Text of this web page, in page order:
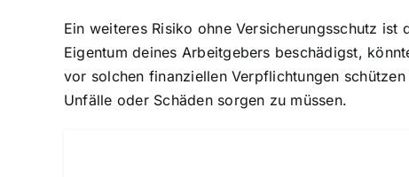
Ein weiteres Risiko ohne Versicherungsschutz
Eigentum deines Arbeitgebers beschädigst,
vor solchen finanziellen Verpflichtungen
Unfälle oder Schäden sorgen zu müssen.